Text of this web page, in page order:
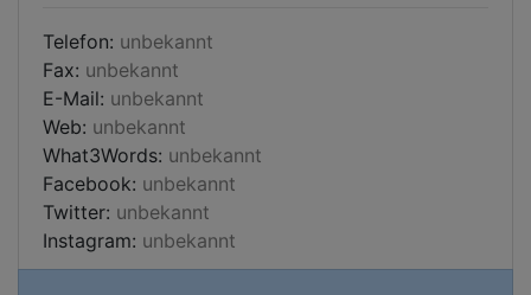
Telefon: unbekannt
Fax: unbekannt
E-Mail: unbekannt
Web: unbekannt
What3Words: unbekannt
Facebook: unbekannt
Twitter: unbekannt
Instagram: unbekannt